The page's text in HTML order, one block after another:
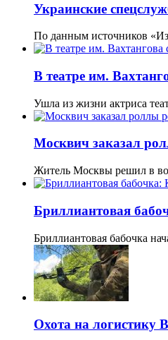
Украинские
По данным источников
В театре им.
Ушла из жизни актриса
Москвич заказал
Житель Москвы решил в
Бриллиантовая
Бриллиантовая бабочка
Охота на логистику